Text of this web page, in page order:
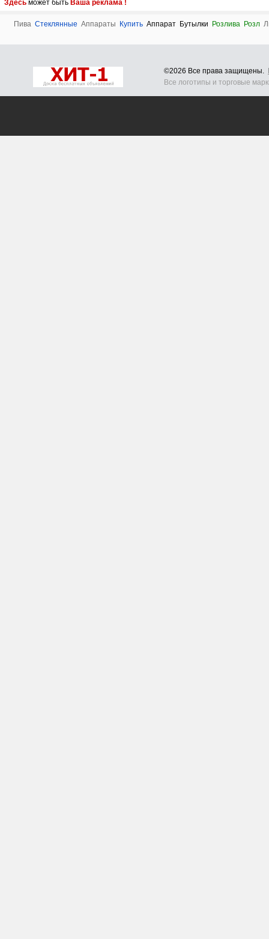
Здесь может быть Ваша реклама !
Пива Стеклянные Аппараты Купить Аппарат Бутылки Розлива Розл
©2026 Все права защищены.
Все логотипы и торговые